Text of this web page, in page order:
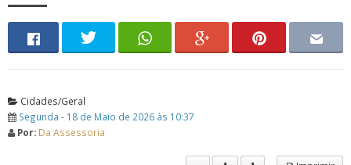
Cidades/Geral
Segunda - 18 de Maio de 2026 às 10:37
Por: Da Assessoria